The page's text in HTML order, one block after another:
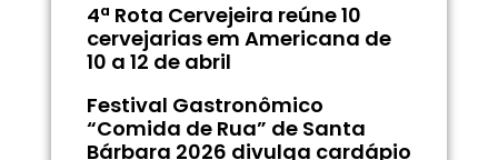
4ª Rota Cervejeira reúne 10
cervejarias em Americana de
10 a 12 de abril
Festival Gastronômico
“Comida de Rua” de Santa
Bárbara 2026 divulga cardápio